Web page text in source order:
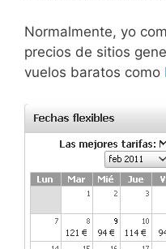
Normalmente, yo
precios de sitios
vuelos baratos como